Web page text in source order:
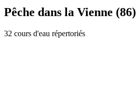
Pêche dans la Vienne (86)
32 cours d'eau répertoriés